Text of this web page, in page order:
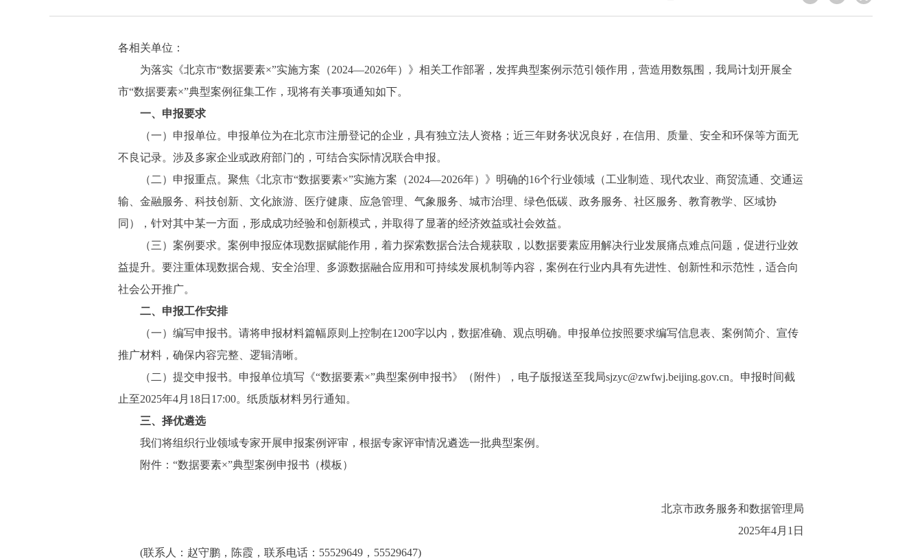
各相关单位：
为落实《北京市“数据要素×”实施方案（2024—2026年）》相关工作部署，发挥典型案例示范引领作用，营造用数氛围，我局计划开展全
市“数据要素×”典型案例征集工作，现将有关事项通知如下。
一、申报要求
（一）申报单位。申报单位为在北京市注册登记的企业，具有独立法人资格；近三年财务状况良好，在信用、质量、安全和环保等方面无
不良记录。涉及多家企业或政府部门的，可结合实际情况联合申报。
（二）申报重点。聚焦《北京市“数据要素×”实施方案（2024—2026年）》明确的16个行业领域（工业制造、现代农业、商贸流通、交通运
输、金融服务、科技创新、文化旅游、医疗健康、应急管理、气象服务、城市治理、绿色低碳、政务服务、社区服务、教育教学、区域协
同），针对其中某一方面，形成成功经验和创新模式，并取得了显著的经济效益或社会效益。
（三）案例要求。案例申报应体现数据赋能作用，着力探索数据合法合规获取，以数据要素应用解决行业发展痛点难点问题，促进行业效
益提升。要注重体现数据合规、安全治理、多源数据融合应用和可持续发展机制等内容，案例在行业内具有先进性、创新性和示范性，适合向
社会公开推广。
二、申报工作安排
（一）编写申报书。请将申报材料篇幅原则上控制在1200字以内，数据准确、观点明确。申报单位按照要求编写信息表、案例简介、宣传
推广材料，确保内容完整、逻辑清晰。
（二）提交申报书。申报单位填写《“数据要素×”典型案例申报书》（附件），电子版报送至我局sjzyc@zwfwj.beijing.gov.cn。申报时间截
止至2025年4月18日17:00。纸质版材料另行通知。
三、择优遴选
我们将组织行业领域专家开展申报案例评审，根据专家评审情况遴选一批典型案例。
附件：“数据要素×”典型案例申报书（模板）
北京市政务服务和数据管理局
2025年4月1日
(联系人：赵守鹏，陈霞，联系电话：55529649，55529647)